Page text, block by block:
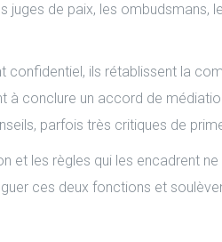
juges de paix, les ombudsmans,
confidentiel, ils rétablissent la
à conclure un accord de
parfois très critiques de
et les règles qui les encadrent
ces deux fonctions et